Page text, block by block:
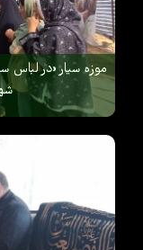
موزه سیار «در لباس